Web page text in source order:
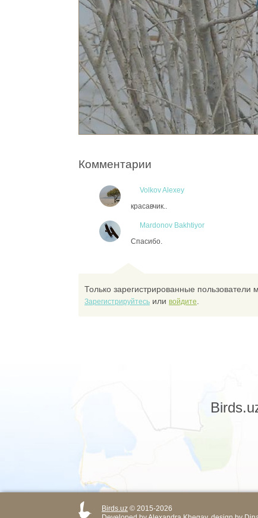
Комментарии
Volkov Alexey
красавчик..
Mardonov Bakhtiyor
Спасибо.
Только зарегистрированные пользователи
Зарегистрируйтесь или войдите
Birds.uz © 2015-2026